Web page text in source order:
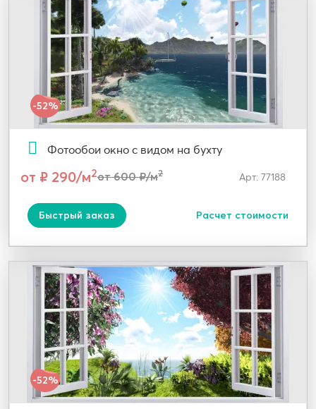
-52%
Фотообои окно с видом на бухту
от ₽ 290/м2от 600 ₽/м2 Арт: 77188
Быстрый заказ Расчет стоимости
-52%